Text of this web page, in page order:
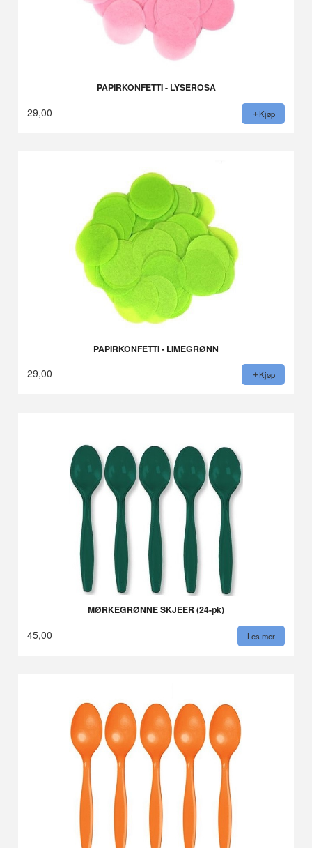
PAPIRKONFETTI - LYSEROSA
29,00 Kjøp
PAPIRKONFETTI - LIMEGRØNN
29,00 Kjøp
MØRKEGRØNNE SKJEER (24-pk)
45,00 Les mer